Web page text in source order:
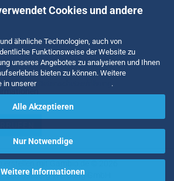
Cookies und andere
ähnliche Technologien, auch von
Funktionsweise der Website zu
unseres Angebotes zu analysieren und Ihnen
bieten zu können. Weitere
in unserer
.
Alle Akzeptieren
Nur Notwendige
Weitere Informationen
-Schlossberg Werbung GmbH